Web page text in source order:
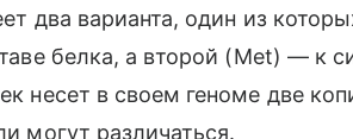
два варианта, один из
белка, а второй (Met) — к
несет в своем геноме две
могут различаться.